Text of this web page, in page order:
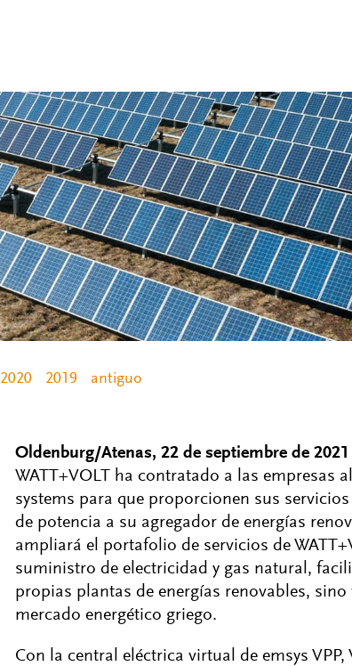
2020 2019 antiguo
Oldenburg/Atenas, 22 de septiembre de 2021
WATT+VOLT ha contratado a las empresas
systems para que proporcionen sus
de potencia a su agregador de energías
ampliará el portafolio de servicios de
suministro de electricidad y gas natural,
propias plantas de energías renovables,
mercado energético griego.
Con la central eléctrica virtual de emsys